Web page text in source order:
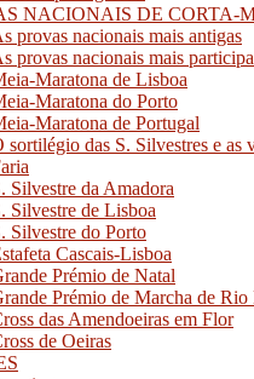
NACIONAIS DE CORTA-
provas nacionais mais antigas
provas nacionais mais
Maratona de Lisboa
Maratona do Porto
Maratona de Portugal
sortilégio das S. Silvestres e as
Silvestre da Amadora
Silvestre de Lisboa
Silvestre do Porto
Cascais-Lisboa
Prémio de Natal
Prémio de Marcha de
das Amendoeiras em Flor
de Oeiras